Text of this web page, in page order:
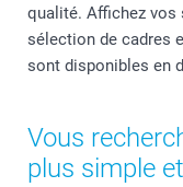
qualité. Affichez vos
sélection de cadres
sont disponibles en
Vous
plus simple